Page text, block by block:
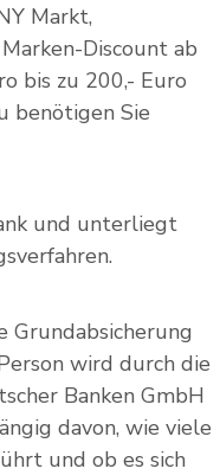
Markt,
Discount ab
bis zu 200,- Euro
benötigen Sie
und unterliegt
Grundabsicherung
wird durch die
Banken GmbH
davon, wie viele
und ob es sich